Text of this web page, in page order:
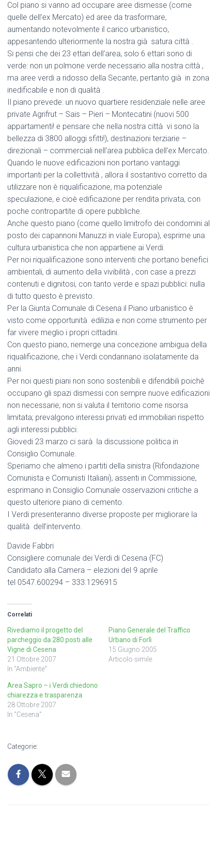
Col piano si vanno ad occupare aree dismesse (come
quelle dell’ex Mercato) ed aree da trasformare,
aumentando notevolmente il carico urbanistico,
appesantendo ulteriormente la nostra già satura città .
Si pensi che dei 23 ettari dell’area, solo 6 ettari sono di
verde: non un polmone verde necessario alla nostra città ,
ma aree verdi a ridosso della Secante, pertanto già in zona
inedificabile e non di qualità .
Il piano prevede: un nuovo quartiere residenziale nelle aree
private Agrifrut – Sais – Pieri – Montecatini (nuovi 500
appartamenti! e pensare che nella nostra città vi sono la
bellezza di 3800 alloggi sfitti!), destinazioni terziarie –
direzionali – commerciali nell’area pubblica dell’ex Mercato.
Quando le nuove edificazioni non portano vantaggi
importanti per la collettività , allora il sostantivo corretto da
utilizzare non è riqualificazione, ma potenziale
speculazione, e cioè edificazione per rendita privata, con
poche contropartite di opere pubbliche.
Anche questo piano (come quello limitrofo dei condomini al
posto dei capannoni Manuzzi in viale Europa), esprime una
cultura urbanistica che non appartiene ai Verdi.
Per noi riqualificazione sono interventi che portano benefici
ambientali, di aumento della vivibilità , con case a prezzi
contenuti e dignitosi, con tanto verde e spazi pubblici: nulla
di tutto questo è previsto.
Per la Giunta Comunale di Cesena il Piano urbanistico è
visto come opportunità edilizia e non come strumento per
far vivere meglio i propri cittadini.
Con questo piano, riemerge una concezione ambigua della
riqualificazione, che i Verdi condannano isolatamente da
anni.
Per noi questi piani non sono sostenibili e difendibili poichè
occupano gli spazi dismessi con sempre nuove edificazioni
non necessarie; non si valuta il territorio come risorsa
limitata; prevalgono interessi privati ed immobiliari rispetto
agli interessi pubblici.
Giovedi 23 marzo ci sarà la discussione politica in
Consiglio Comunale.
Speriamo che almeno i partiti della sinistra (Rifondazione
Comunista e Comunisti Italiani), assenti in Commissione,
esprimano in Consiglio Comunale osservazioni critiche a
questo ulteriore piano di cemento.
I Verdi presenteranno diverse proposte per migliorare la
qualità dell’intervento.
Davide Fabbri
Consigliere comunale dei Verdi di Cesena (FC)
Candidato alla Camera – elezioni del 9 aprile
tel 0547.600294 – 333.1296915
Correlati
Rivediamo il progetto del
parcheggio da 280 posti alle
Vigne di Cesena
21 Ottobre 2007
In "Ambiente"
Piano Generale del Traffico
Urbano di Forlì
15 Giugno 2005
Articolo simile
Area Sapro – i Verdi chiedono
chiarezza e trasparenza
28 Ottobre 2007
In "Cesena"
Categorie: